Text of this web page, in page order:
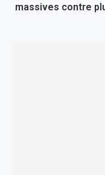
massives contre